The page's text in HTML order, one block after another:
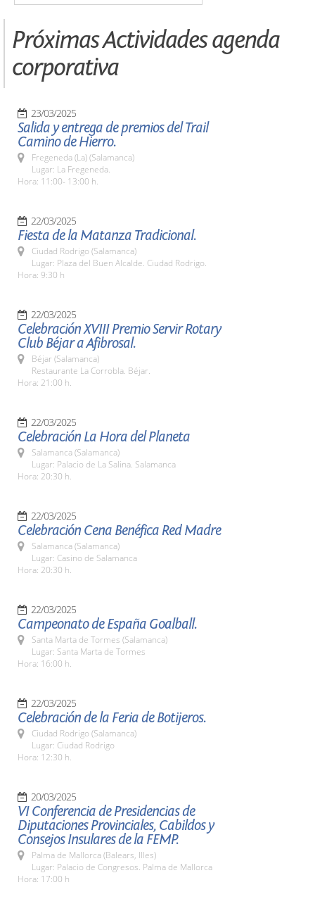
Próximas Actividades agenda
corporativa
23/03/2025
Salida y entrega de premios del Trail
Camino de Hierro.
Fregeneda (La) (Salamanca)
Lugar: La Fregeneda.
Hora: 11:00- 13:00 h.
22/03/2025
Fiesta de la Matanza Tradicional.
Ciudad Rodrigo (Salamanca)
Lugar: Plaza del Buen Alcalde. Ciudad Rodrigo.
Hora: 9:30 h
22/03/2025
Celebración XVIII Premio Servir Rotary
Club Béjar a Afibrosal.
Béjar (Salamanca)
Restaurante La Corrobla. Béjar.
Hora: 21:00 h.
22/03/2025
Celebración La Hora del Planeta
Salamanca (Salamanca)
Lugar: Palacio de La Salina. Salamanca
Hora: 20:30 h.
22/03/2025
Celebración Cena Benéfica Red Madre
Salamanca (Salamanca)
Lugar: Casino de Salamanca
Hora: 20:30 h.
22/03/2025
Campeonato de España Goalball.
Santa Marta de Tormes (Salamanca)
Lugar: Santa Marta de Tormes
Hora: 16:00 h.
22/03/2025
Celebración de la Feria de Botijeros.
Ciudad Rodrigo (Salamanca)
Lugar: Ciudad Rodrigo
Hora: 12:30 h.
20/03/2025
VI Conferencia de Presidencias de
Diputaciones Provinciales, Cabildos y
Consejos Insulares de la FEMP.
Palma de Mallorca (Balears, Illes)
Lugar: Palacio de Congresos. Palma de Mallorca
Hora: 17:00 h